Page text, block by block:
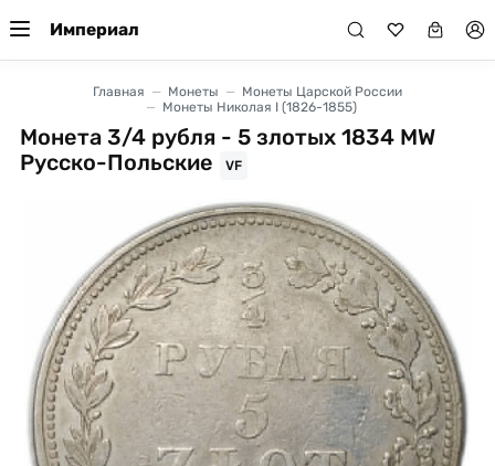
Империал
Главная Монеты
Монеты Царской России
Монеты Николая I (1826-1855)
Монета 3/4 рубля - 5 злотых 1834 МW
Русско-Польские
VF